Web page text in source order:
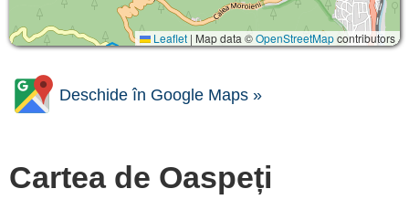
Leaflet | Map data ©OpenStreetMapcontributors
Deschide în Google Maps »
Cartea de Oaspeți